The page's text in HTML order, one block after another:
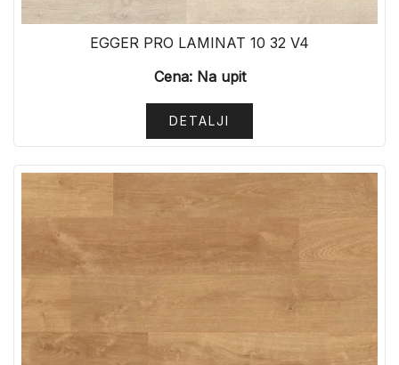
EGGER PRO LAMINAT 10 32 V4
Cena: Na upit
DETALJI